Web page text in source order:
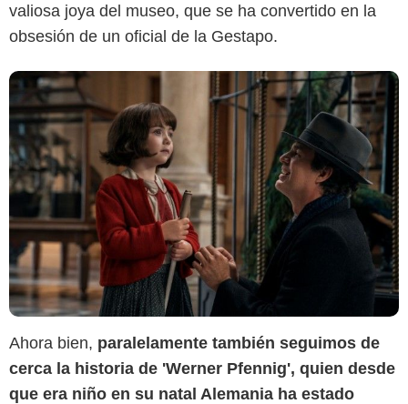
valiosa joya del museo, que se ha convertido en la
obsesión de un oficial de la Gestapo.
Ahora bien, paralelamente también seguimos de
cerca la historia de 'Werner Pfennig', quien desde
que era niño en su natal Alemania ha estado